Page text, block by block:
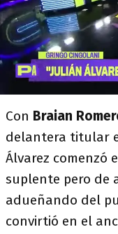
Con Braian
delantera titular
Álvarez comenzó
suplente pero de
adueñando del
convirtió en el